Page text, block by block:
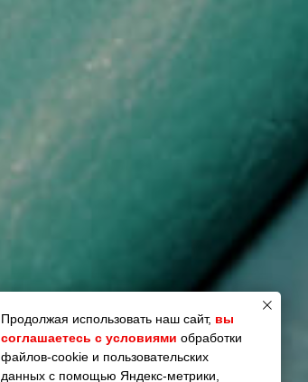
Продолжая использовать наш сайт, вы
соглашаетесь с условиями обработки
файлов-cookie и пользовательских
данных с помощью Яндекс-метрики,